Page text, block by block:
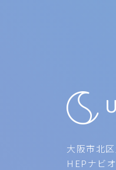
大阪市北
HEPナビ